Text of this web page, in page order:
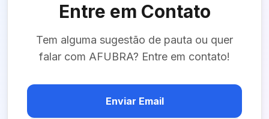
Entre em Contato
Tem alguma sugestão de pauta ou quer
falar com AFUBRA? Entre em contato!
Enviar Email